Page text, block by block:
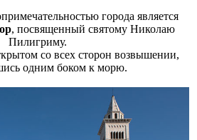
города является
, посвященный святому Николаю
Пилигриму.
со всех сторон возвышении,
одним боком к морю.